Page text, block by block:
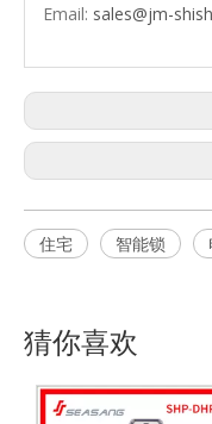
Email: sales@jm-
住宅 智能锁
猜你喜欢